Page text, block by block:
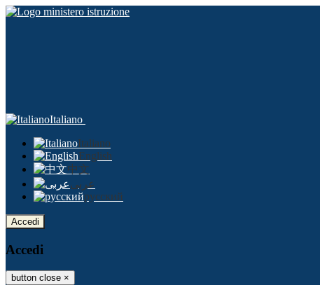
Italiano
Italiano
English
中文
عربى
русский
Accedi
Accedi
button close ×